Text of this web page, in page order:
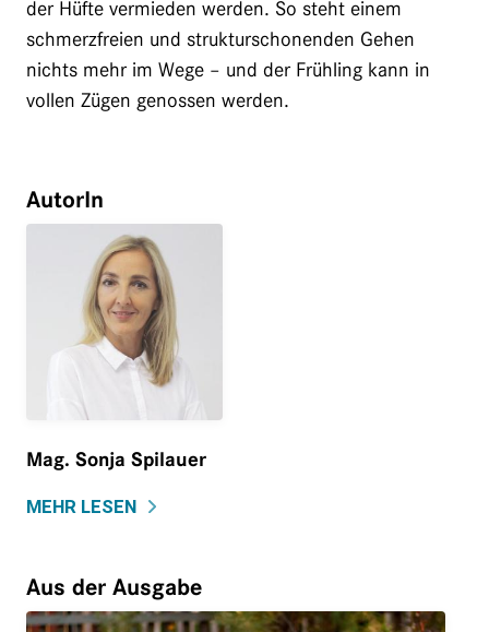
der Hüfte vermieden werden. So steht einem
schmerzfreien und strukturschonenden Gehen
nichts mehr im Wege – und der Frühling kann in
vollen Zügen genossen werden.
AutorIn
Mag. Sonja Spilauer
MEHR LESEN
Aus der Ausgabe